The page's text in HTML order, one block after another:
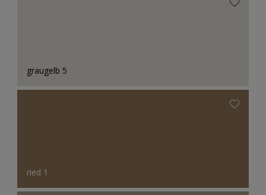
graugelb 5
ried 1